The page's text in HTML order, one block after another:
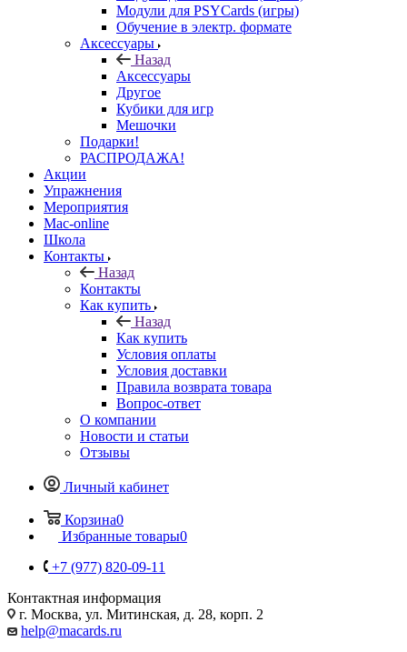
Модули для PSYCards (игры)
Обучение в электр. формате
Аксессуары
Назад
Аксессуары
Другое
Кубики для игр
Мешочки
Подарки!
РАСПРОДАЖА!
Акции
Упражнения
Мероприятия
Mac-online
Школа
Контакты
Назад
Контакты
Как купить
Назад
Как купить
Условия оплаты
Условия доставки
Правила возврата товара
Вопрос-ответ
О компании
Новости и статьи
Отзывы
Личный кабинет
Корзина0
Избранные товары0
+7 (977) 820-09-11
Контактная информация
г. Москва, ул. Митинская, д. 28, корп. 2
help@macards.ru